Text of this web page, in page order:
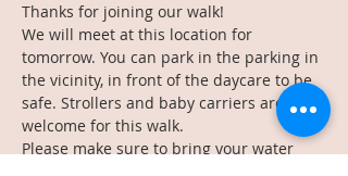
Thanks for joining our walk!
We will meet at this location for
tomorrow. You can park in the parking in
the vicinity, in front of the daycare to be
safe. Strollers and baby carriers are all
welcome for this walk.
Please make sure to bring your water